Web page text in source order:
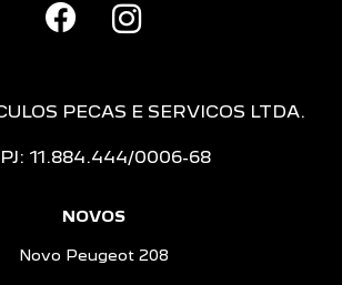
PECAS E SERVICOS LTDA.
11.884.444/0006-68
NOVOS
Novo Peugeot 208